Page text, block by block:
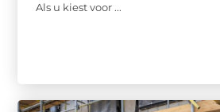
Als u kiest voor ...